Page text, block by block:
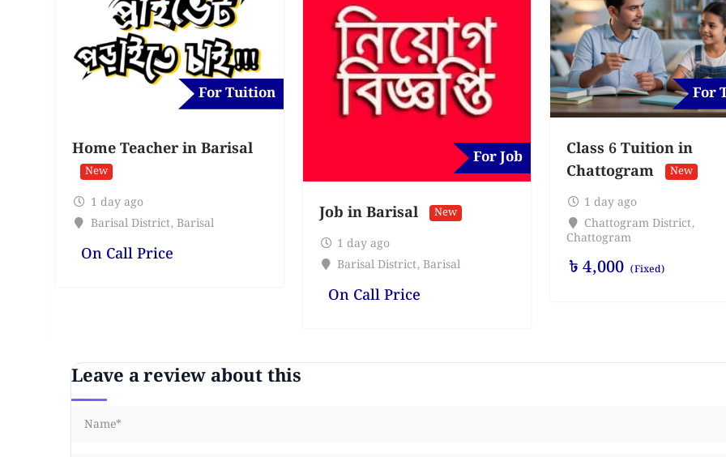
For Tuition
Home Teacher in Barisal
New
1 day ago
Barisal District, Barisal
On Call Price
For Job
Job in Barisal New
1 day ago
Barisal District, Barisal
On Call Price
For
Class 6 Tuition in
Chattogram
New
1 day ago
Chattogram District,
Chattogram
৳4,000 (Fixed)
Leave a review about this